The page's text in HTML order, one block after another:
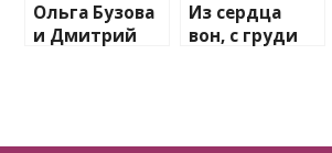
Ольга Бузова
и Дмитрий
Из сердца
вон, с груди